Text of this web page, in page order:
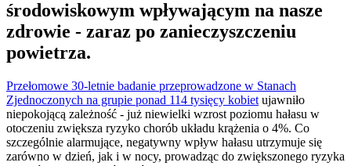
środowiskowym wpływającym na nasze
zdrowie - zaraz po zanieczyszczeniu
powietrza.
Przełomowe 30-letnie badanie przeprowadzone w Stanach
Zjednoczonych na grupie ponad 114 tysięcy kobiet ujawniło
niepokojącą zależność - już niewielki wzrost poziomu hałasu w
otoczeniu zwiększa ryzyko chorób układu krążenia o 4%. Co
szczególnie alarmujące, negatywny wpływ hałasu utrzymuje się
zarówno w dzień, jak i w nocy, prowadząc do zwiększonego ryzyka